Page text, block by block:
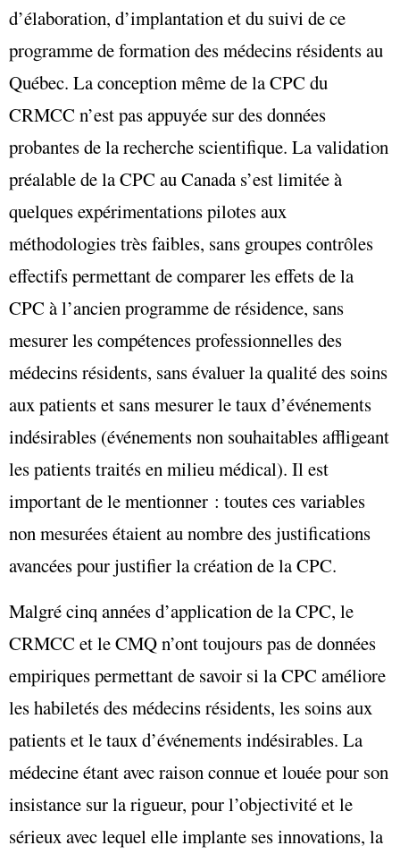
d’élaboration, d’implantation et du suivi de ce
programme de formation des médecins résidents au
Québec. La conception même de la CPC du
CRMCC n’est pas appuyée sur des données
probantes de la recherche scientifique. La validation
préalable de la CPC au Canada s’est limitée à
quelques expérimentations pilotes aux
méthodologies très faibles, sans groupes contrôles
effectifs permettant de comparer les effets de la
CPC à l’ancien programme de résidence, sans
mesurer les compétences professionnelles des
médecins résidents, sans évaluer la qualité des soins
aux patients et sans mesurer le taux d’événements
indésirables (événements non souhaitables affligeant
les patients traités en milieu médical). Il est
important de le mentionner : toutes ces variables
non mesurées étaient au nombre des justifications
avancées pour justifier la création de la CPC.
Malgré cinq années d’application de la CPC, le
CRMCC et le CMQ n’ont toujours pas de données
empiriques permettant de savoir si la CPC améliore
les habiletés des médecins résidents, les soins aux
patients et le taux d’événements indésirables. La
médecine étant avec raison connue et louée pour son
insistance sur la rigueur, pour l’objectivité et le
sérieux avec lequel elle implante ses innovations, la